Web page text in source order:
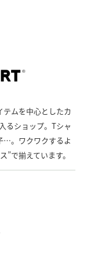
テムを中心としたカ
るショップ。Tシャ
…。ワクワクするよ
”で揃えています。